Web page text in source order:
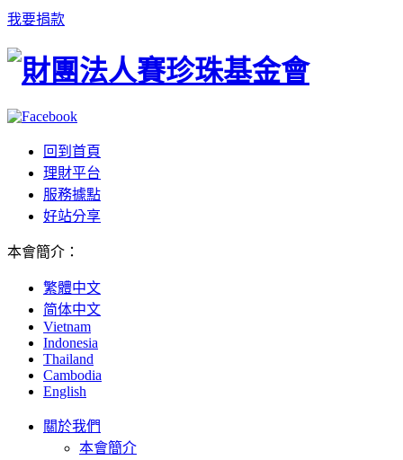
我要捐款
回到首頁
理財平台
服務據點
好站分享
本會簡介 ：
繁體中文
简体中文
Vietnam
Indonesia
Thailand
Cambodia
English
關於我們
本會簡介